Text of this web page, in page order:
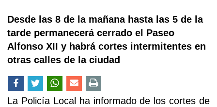
Desde las 8 de la mañana hasta las 5 de la
tarde permanecerá cerrado el Paseo
Alfonso XII y habrá cortes intermitentes en
otras calles de la ciudad
La Policía Local ha informado de los cortes de